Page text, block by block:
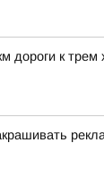
дороги к трем